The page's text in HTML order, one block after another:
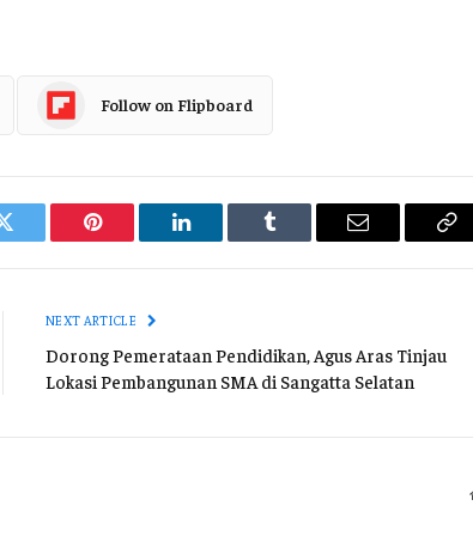
Follow on Flipboard
Twitter Pinterest LinkedIn Tumblr Email
NEXT ARTICLE
Dorong Pemerataan Pendidikan, Agus Aras Tinjau
Lokasi Pembangunan SMA di Sangatta Selatan